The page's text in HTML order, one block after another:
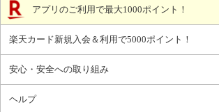
アプリのご利用で最大1000ポイント！
楽天カード新規入会＆利用で5000ポイント！
安心・安全への取り組み
ヘルプ